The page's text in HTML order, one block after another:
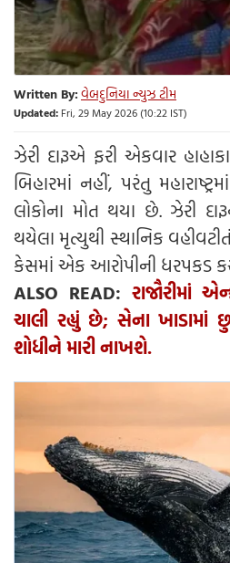
Written By:વેબદુનિયા ન્યુઝ ટીમ
Updated: Fri, 29 May 2026 (10:22 IST)
ઝેરી દારૂએ ફરી એકવાર
બિહારમાં નહીં, પરંતુ
લોકોના મોત થયા છે. ઝેરી
થયેલા મૃત્યુથી સ્થાનિક
કેસમાં એક આરોપીની ધરપકડ
ALSO READ: રાજૌરીમાં
ચાલી રહ્યું છે; સેના
શોધીને મારી નાખશે.